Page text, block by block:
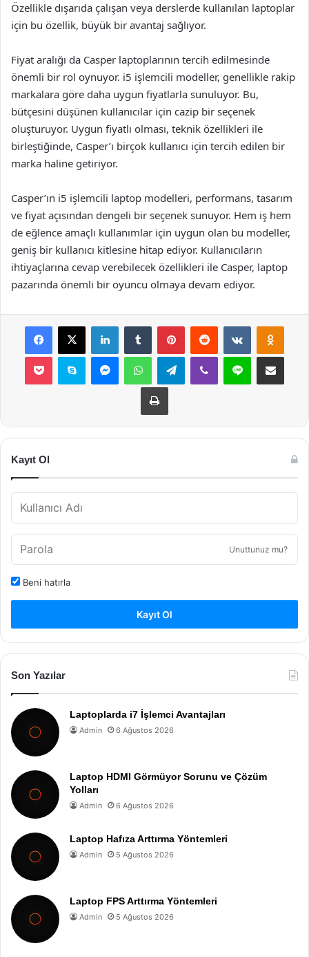
Özellikle dışarıda çalışan veya derslerde kullanılan laptoplar
için bu özellik, büyük bir avantaj sağlıyor.
Fiyat aralığı da Casper laptoplarının tercih edilmesinde
önemli bir rol oynuyor. i5 işlemcili modeller, genellikle rakip
markalara göre daha uygun fiyatlarla sunuluyor. Bu,
bütçesini düşünen kullanıcılar için cazip bir seçenek
oluşturuyor. Uygun fiyatlı olması, teknik özellikleri ile
birleştiğinde, Casper’ı birçok kullanıcı için tercih edilen bir
marka haline getiriyor.
Casper’ın i5 işlemcili laptop modelleri, performans, tasarım
ve fiyat açısından dengeli bir seçenek sunuyor. Hem iş hem
de eğlence amaçlı kullanımlar için uygun olan bu modeller,
geniş bir kullanıcı kitlesine hitap ediyor. Kullanıcıların
ihtiyaçlarına cevap verebilecek özellikleri ile Casper, laptop
pazarında önemli bir oyuncu olmaya devam ediyor.
Facebook
X LinkedInTumblr PinterestReddit VKontakte
Pocket Skype MessengerWhatsAppTelegramViber Line E-Posta ile
Yazdır
Kayıt Ol
Unuttunuz mu?
Beni hatırla
Kayıt Ol
Son Yazılar
Laptoplarda i7 İşlemci Avantajları
Admin 6 Ağustos 2026
Laptop HDMI Görmüyor Sorunu ve Çözüm
Yolları
Admin 6 Ağustos 2026
Laptop Hafıza Arttırma Yöntemleri
Admin 5 Ağustos 2026
Laptop FPS Arttırma Yöntemleri
Admin 5 Ağustos 2026